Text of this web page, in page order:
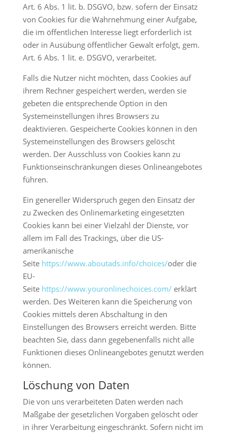
Art. 6 Abs. 1 lit. b. DSGVO, bzw. sofern der Einsatz
von Cookies für die Wahrnehmung einer Aufgabe,
die im öffentlichen Interesse liegt erforderlich ist
oder in Ausübung öffentlicher Gewalt erfolgt, gem.
Art. 6 Abs. 1 lit. e. DSGVO, verarbeitet.
Falls die Nutzer nicht möchten, dass Cookies auf
ihrem Rechner gespeichert werden, werden sie
gebeten die entsprechende Option in den
Systemeinstellungen ihres Browsers zu
deaktivieren. Gespeicherte Cookies können in den
Systemeinstellungen des Browsers gelöscht
werden. Der Ausschluss von Cookies kann zu
Funktionseinschränkungen dieses Onlineangebotes
führen.
Ein genereller Widerspruch gegen den Einsatz der
zu Zwecken des Onlinemarketing eingesetzten
Cookies kann bei einer Vielzahl der Dienste, vor
allem im Fall des Trackings, über die US-
amerikanische
Seite https://www.aboutads.info/choices/oder die
EU-
Seite https://www.youronlinechoices.com/erklärt
werden. Des Weiteren kann die Speicherung von
Cookies mittels deren Abschaltung in den
Einstellungen des Browsers erreicht werden. Bitte
beachten Sie, dass dann gegebenenfalls nicht alle
Funktionen dieses Onlineangebotes genutzt werden
können.
Löschung von Daten
Die von uns verarbeiteten Daten werden nach
Maßgabe der gesetzlichen Vorgaben gelöscht oder
in ihrer Verarbeitung eingeschränkt. Sofern nicht im